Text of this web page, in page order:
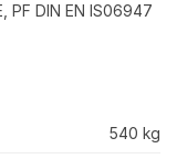
PF DIN EN IS06947
540 kg